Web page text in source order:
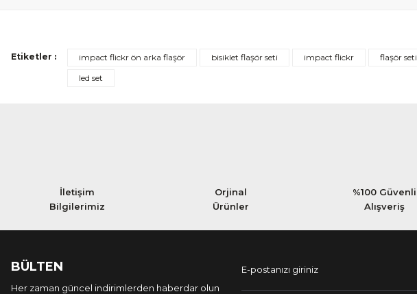
Etiketler : impact flickr ön arka flaşör bisiklet flaşör seti impact flickr flaşör seti
led set
İletişim
Bilgilerimiz
Orjinal
Ürünler
%100 Güvenli
Alışveriş
BÜLTEN
Her zaman güncel indirimlerden haberdar olun